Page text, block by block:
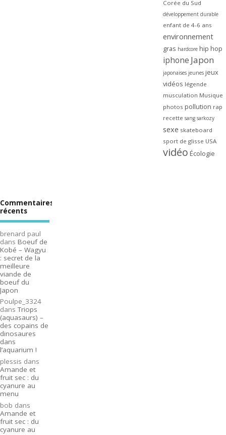
Corée du Sud
développement durable
enfant de 4-6 ans
environnement
gras hardcore hip hop
iphone Japon
japonaises jeunes jeux
vidéos légende
musculation Musique
photos pollution rap
recette sang sarkozy
sexe skateboard
sport de glisse USA
vidéo Écologie
Commentaires
récents
brenard paul
dans Boeuf de
Kobé – Wagyu
: secret de la
meilleure
viande de
boeuf du
Japon
Poulpe_3324
dansTriops
(aquasaurs) –
des copains de
dinosaures
dans
l’aquarium !
plessis dans
Amande et
fruit sec : du
cyanure au
menu
bob dans
Amande et
fruit sec : du
cyanure au